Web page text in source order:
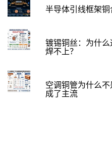
半导体引线框架铜
镀锡铜丝：为什
焊不上？
空调铜管为什么
成了主流